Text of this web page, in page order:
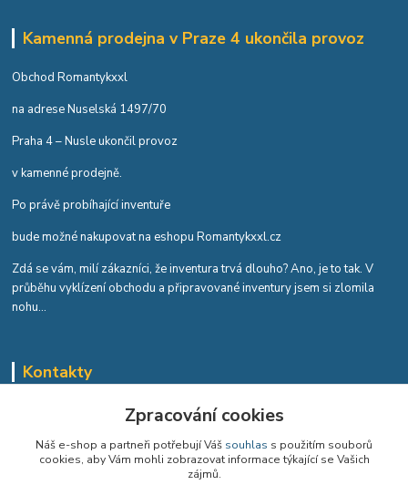
Kamenná prodejna v Praze 4 ukončila provoz
Obchod Romantykxxl
na adrese Nuselská 1497/70
Praha 4 – Nusle ukončil provoz
v kamenné prodejně.
Po právě probíhající inventuře
bude možné nakupovat na eshopu Romantykxxl.cz
Zdá se vám, milí zákazníci, že inventura trvá dlouho? Ano, je to tak. V
průběhu vyklízení obchodu a připravované inventury jsem si zlomila
nohu...
Kontakty
Romana Tykvová
+420 608 519 697
info@romantykxxl.cz
Zpracování cookies
Náš e-shop a partneři potřebují Váš souhlas s použitím souborů
cookies, aby Vám mohli zobrazovat informace týkající se Vašich
zájmů.